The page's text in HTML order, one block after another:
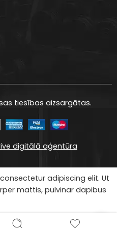
tiesības aizsargātas.
digitālā aģentūra
adipiscing elit. Ut
mattis, pulvinar dapibus